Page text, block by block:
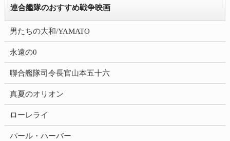
連合艦隊のおすすめ戦争映画
男たちの大和/YAMATO
永遠の0
聯合艦隊司令長官山本五十六
真夏のオリオン
ローレライ
パール・ハーバー